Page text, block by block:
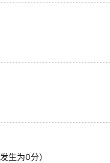
生为0分）